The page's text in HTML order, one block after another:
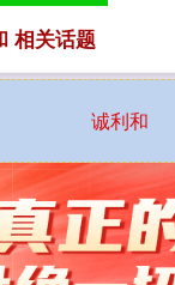
诚利和
相关话题